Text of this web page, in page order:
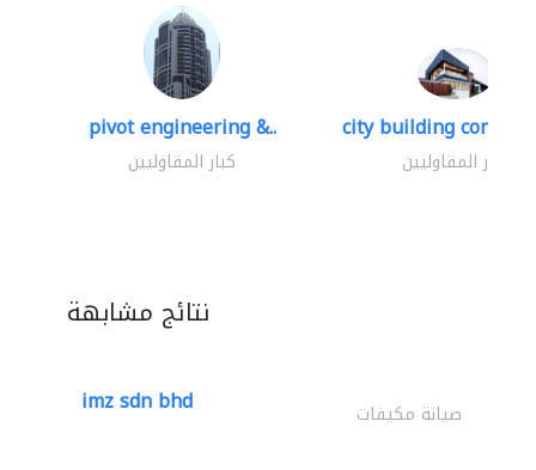
pivot engineering &..
كبار المقاوليين
city building
كبار المقاوليين
نتائج مشابهة
imz sdn bhd صيانة مكيفات